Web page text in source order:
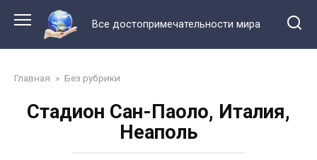
контенту
Все достопримечательности мира
Главная » Без рубрики
Стадион Сан-Паоло, Италия,
Неаполь